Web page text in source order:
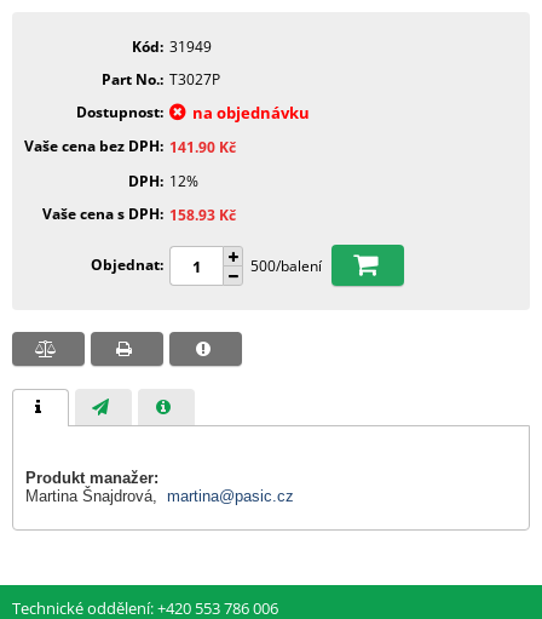
Kód 31949
Part No. T3027P
Dostupnost
na objednávku
Vaše cena bez DPH 141.90 Kč
DPH 12%
Vaše cena s DPH 158.93 Kč
Objednat 500/balení
Produkt manažer:
Martina Šnajdrová, martina@pasic.cz
Technické oddělení: +420 553 786 006